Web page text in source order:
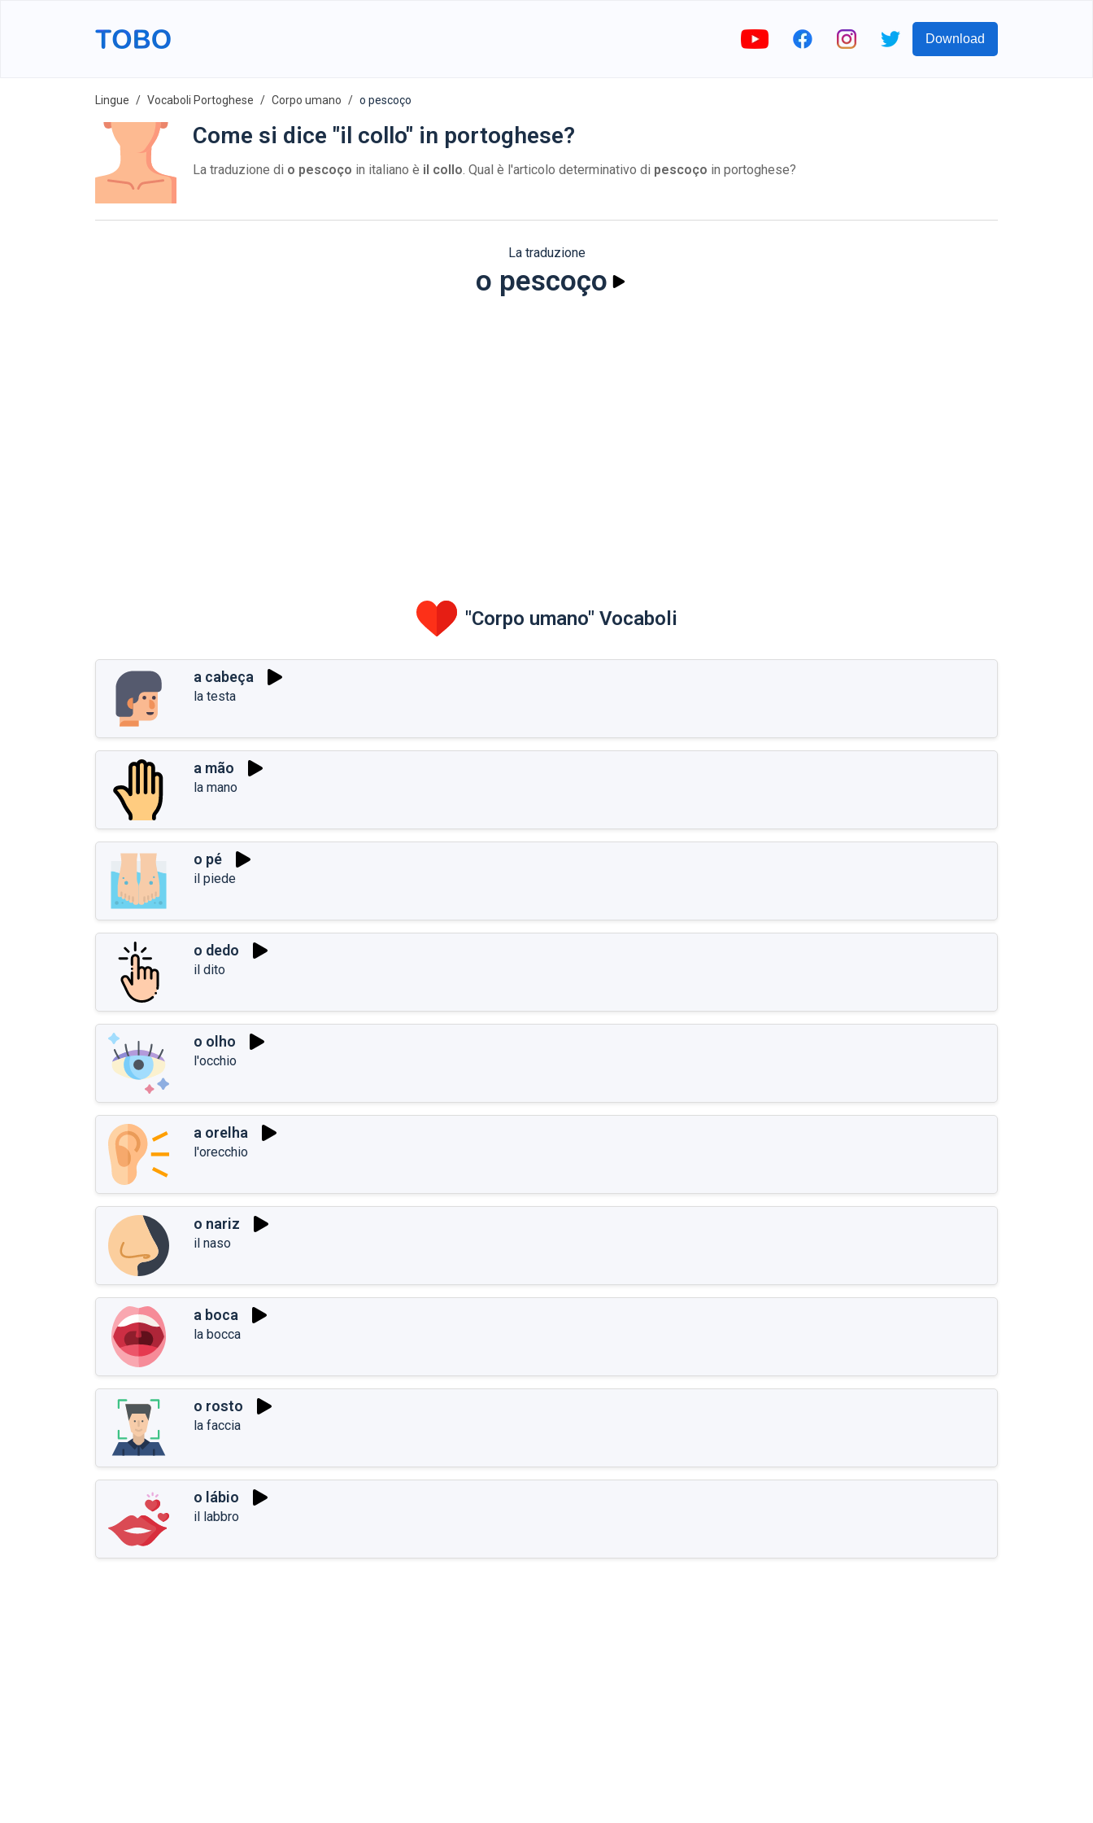
Download
Lingue Vocaboli Portoghese Corpo umano o pescoço
Come si dice "il collo" in portoghese?
La traduzione di o pescoço in italiano è il collo. Qual è l'articolo determinativo di pescoço in portoghese?
La traduzione
o pescoço
"Corpo umano" Vocaboli
a cabeça
la testa
a mão
la mano
o pé
il piede
o dedo
il dito
o olho
l'occhio
a orelha
l'orecchio
o nariz
il naso
a boca
la bocca
o rosto
la faccia
o lábio
il labbro